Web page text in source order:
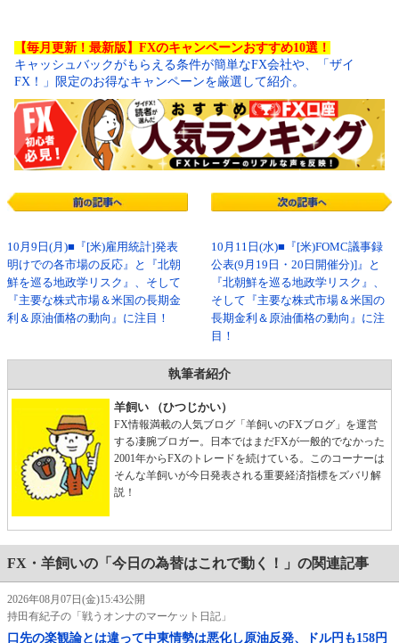
【毎月更新！最新版】FXのキャンペーンおすすめ10選！
キャッシュバックがもらえる条件が簡単なFX会社や、「ザイ
FX！」限定のお得なキャンペーンを厳選して紹介。
10月9日(月)■『[米)雇用統計]発表
明けでの各市場の反応』と『北朝
鮮を巡る地政学リスク』、そして
『主要な株式市場＆米国の長期金
利＆原油価格の動向』に注目！
10月11日(水)■『[米)FOMC議事録
公表(9月19日・20日開催分)]』と
『北朝鮮を巡る地政学リスク』、
そして『主要な株式市場＆米国の
長期金利＆原油価格の動向』に注
目！
執筆者紹介
羊飼い （ひつじかい）
FX情報満載の人気ブログ「羊飼いのFXブログ」を運営
する凄腕ブロガー。日本ではまだFXが一般的でなかった
2001年からFXのトレードを続けている。このコーナーは
そんな羊飼いが今日発表される重要経済指標をズバリ解
説！
FX・羊飼いの「今日の為替はこれで動く！」の関連記事
2026年08月07日(金)15:43公開
持田有紀子の「戦うオンナのマーケット日記」
口先の楽観論とは違って中東情勢は悪化し原油反発、ドル円も158円